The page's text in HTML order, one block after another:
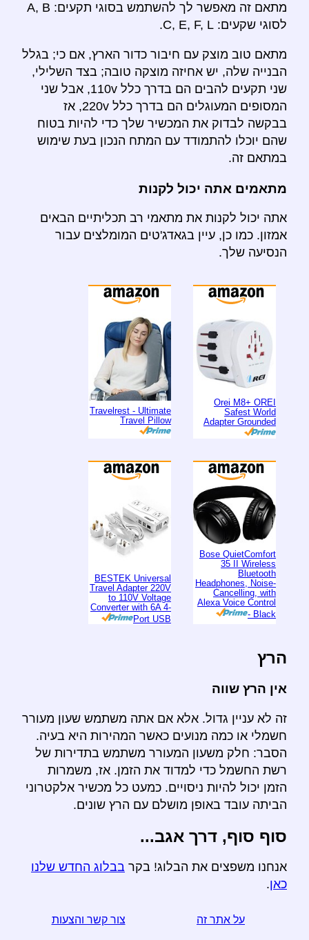
מתאם זה מאפשר לך להשתמש בסוגי תקעים: A, B
לסוגי שקעים: C, E, F, L.
מתאם טוב מוצק עם חיבור כדור הארץ, אם כי; בגלל
הבנייה שלה, יש אחיזה מוצקה טובה; בצד השלילי,
שני תקעים להבים הם בדרך כלל 110v, אבל שני
המסופים המעוגלים הם בדרך כלל 220v, אז
בבקשה לבדוק את המכשיר שלך כדי להיות בטוח
שהם יוכלו להתמודד עם המתח הנכון בעת שימוש
במתאם זה.
מתאמים אתה יכול לקנות
אתה יכול לקנות את מתאמי רב תכליתיים הבאים
אמזון. כמו כן, עיין בגאדג'טים המומלצים עבור
הנסיעה שלך.
Orei M8+ OREI
Safest World
Adapter Grounded
Travelrest - Ultimate
Travel Pillow
Bose QuietComfort
35 II Wireless
Bluetooth
Headphones, Noise-
Cancelling, with
Alexa Voice Control
- Black
BESTEK Universal
Travel Adapter 220V
to 110V Voltage
Converter with 6A 4-
Port USB
הרץ
אין הרץ שווה
זה לא עניין גדול. אלא אם אתה משתמש שעון מעורר
חשמלי או כמה מנועים כאשר המהירות היא בעיה.
הסבר: חלק משעון המעורר משתמש בתדירות של
רשת החשמל כדי למדוד את הזמן. אז, משמרות
הזמן יכול להיות ניסויים. כמעט כל מכשיר אלקטרוני
הביתה עובד באופן מושלם עם הרץ שונים.
סוף סוף, דרך אגב...
אנחנו משפצים את הבלוג! בקר בבלוג החדש שלנו
כאן.
על אתר זה צור קשר והצעות